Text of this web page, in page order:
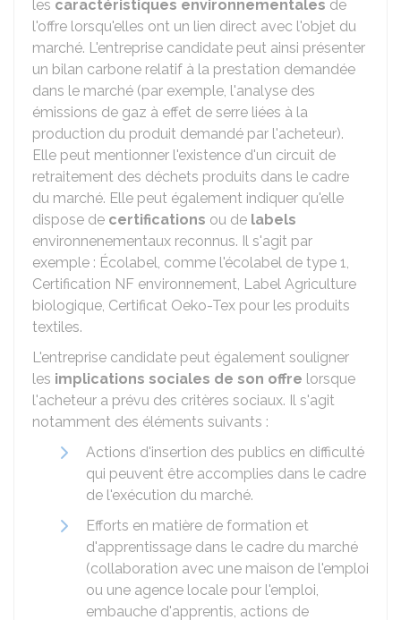
les caractéristiques environnementales de
l'offre lorsqu'elles ont un lien direct avec l'objet du
marché. L'entreprise candidate peut ainsi présenter
un bilan carbone relatif à la prestation demandée
dans le marché (par exemple, l'analyse des
émissions de gaz à effet de serre liées à la
production du produit demandé par l'acheteur).
Elle peut mentionner l'existence d'un circuit de
retraitement des déchets produits dans le cadre
du marché. Elle peut également indiquer qu'elle
dispose de certifications ou de labels
environnenementaux reconnus. Il s'agit par
exemple : Écolabel, comme l'écolabel de type 1,
Certification NF environnement, Label Agriculture
biologique, Certificat Oeko-Tex pour les produits
textiles.
L'entreprise candidate peut également souligner
les implications sociales de son offre lorsque
l'acheteur a prévu des critères sociaux. Il s'agit
notamment des éléments suivants :
Actions d'insertion des publics en difficulté
qui peuvent être accomplies dans le cadre
de l'exécution du marché.
Efforts en matière de formation et
d'apprentissage dans le cadre du marché
(collaboration avec une maison de l'emploi
ou une agence locale pour l'emploi,
embauche d'apprentis, actions de